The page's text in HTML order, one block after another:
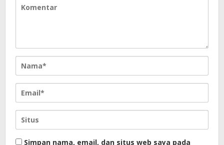
Simpan nama, email, dan situs web saya pada